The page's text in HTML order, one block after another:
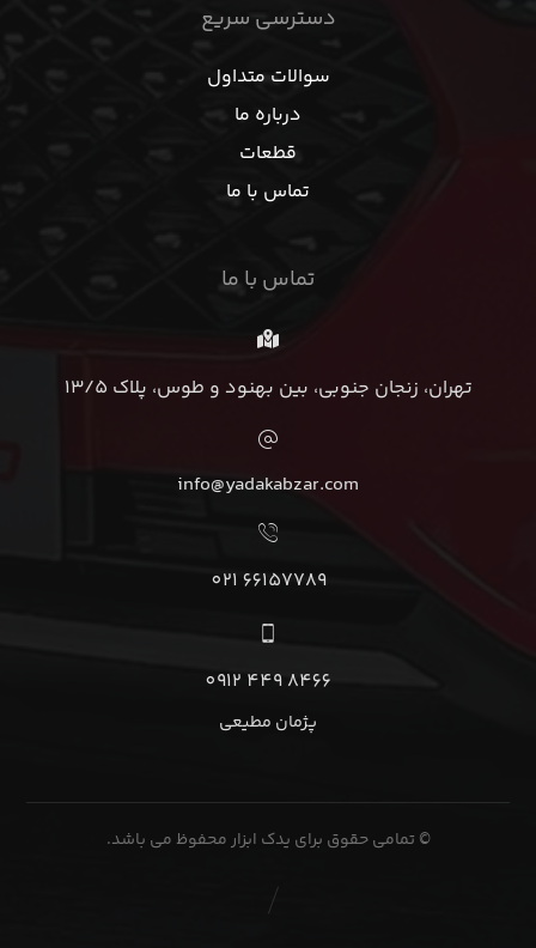
دسترسی سریع
سوالات متداول
درباره ما
قطعات
تماس با ما
تماس با ما
تهران، زنجان جنوبی، بین بهنود و طوس، پلاک 13/5
info@yadakabzar.com
66157789 021
8466 449 0912
پژمان مطیعی
© تمامی حقوق برای یدک ابزار محفوظ می باشد.